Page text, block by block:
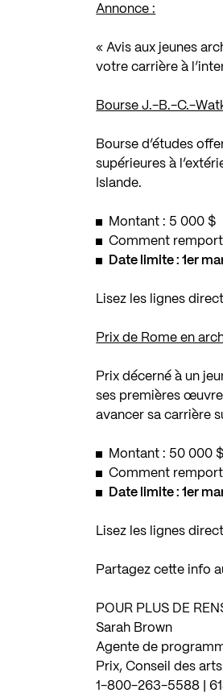
Annonce :
« Avis aux jeunes
votre carrière à
Bourse J.-B.-C.-
Bourse d’études
supérieures à
Islande.
Montant : 5 000 $
Comment
Date limite : 1er
Lisez les lignes
Prix de Rome en
Prix décerné à un
ses premières
avancer sa carrière
Montant : 50 000 $
Comment
Date limite : 1er
Lisez les lignes
Partagez cette info
POUR PLUS DE
Sarah Brown
Agente de
Prix, Conseil des
1-800-263-5588 |